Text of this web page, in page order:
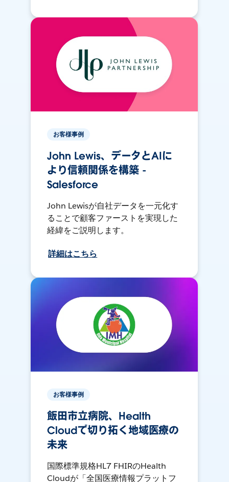
お客様事例
John Lewis、データとAIに
より信頼関係を構築 -
Salesforce
John Lewisが自社データを一元化す
ることで顧客ファーストを実現した
経緯をご説明します。
詳細はこちら
お客様事例
飯田市立病院、Health
Cloudで切り拓く地域医療の
未来
国際標準規格HL7 FHIRのHealth
Cloudが「全国医療情報プラットフ